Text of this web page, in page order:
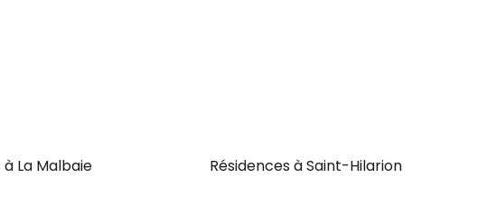
La Malbaie Résidences à Saint-Hilarion